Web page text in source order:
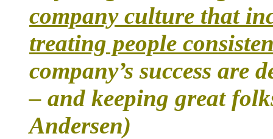
company culture that
treating people
company’s success are
– and keeping great
Andersen)